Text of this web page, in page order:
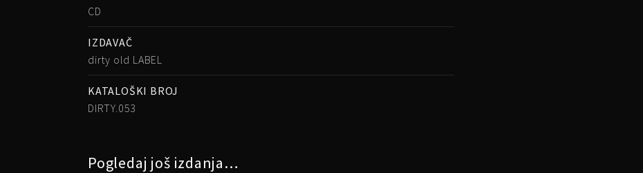
CD
IZDAVAČ
dirty old LABEL
KATALOŠKI BROJ
DIRTY.053
Pogledaj još izdanja…